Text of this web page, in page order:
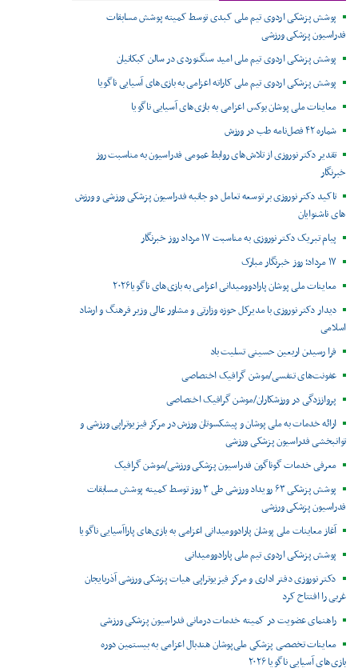
پوشش پزشکی اردوی تیم ملی کبدی توسط کمیته پوشش مسابقات
فدراسیون پزشکی ورزشی
پوشش پزشکی اردوی تیم ملی امید سنگنوردی در سالن کبکانیان
پوشش پزشکی اردوی تیم ملی کاراته اعزامی به بازی‌های آسیایی ناگویا
معاینات ملی پوشان بوکس اعزامی به بازی‌های آسیایی ناگویا
شماره ۴۲ فصل‌نامه طب در ورزش
تقدیر دکتر نوروزی از تلاش‌های روابط عمومی فدراسیون به مناسبت روز
خبرنگار
تاکید دکتر نوروزی بر توسعه تعامل دو جانبه فدراسیون پزشکی ورزشی و ورزش
های ناشنوایان
پیام تبریک دکتر نوروزی به مناسبت ۱۷ مرداد روز خبرنگار
۱۷ مرداد؛ روز خبرنگار مبارک
معاینات ملی پوشان پارادوومیدانی اعزامی به بازی‌های ناگویا۲۰۲۶
دیدار دکتر نوروزی با مدیرکل حوزه وزارتی و مشاور عالی وزیر فرهنگ و ارشاد
اسلامی
فرا رسیدن اربعین حسینی تسلیت باد
عفونت‌های تنفسی/موشن گرافیک اختصاصی
پرواززدگی در ورزشکاران/موشن گرافیک اختصاصی
ارائه خدمات به ملی پوشان و پیشکسوتان ورزش در مرکز فیزیوتراپی ورزشی و
توانبخشی فدراسیون پزشکی ورزشی
معرفی خدمات گوناگون فدراسیون پزشکی ورزشی/موشن گرافیک
پوشش پزشکی ۶۳ رویداد ورزشی طی ۳ روز توسط کمیته پوشش مسابقات
فدراسیون پزشکی ورزشی
آغاز معاینات ملی پوشان پارادوومیدانی اعزامی به بازی‌های پاراآسیایی ناگویا
پوشش پزشکی اردوی تیم ملی پارادوومیدانی
دکتر نوروزی دفتر اداری و مرکز فیزیوتراپی هیات پزشکی ورزشی آذربایجان
غربی را افتتاح کرد
راهنمای عضویت در کمیته خدمات درمانی فدراسیون پزشکی ورزشی
معاینات تخصصی پزشکی ملی‌پوشان هندبال اعزامی به بیستمین دوره
بازی‌های آسیایی ناگویا ۲۰۲۶